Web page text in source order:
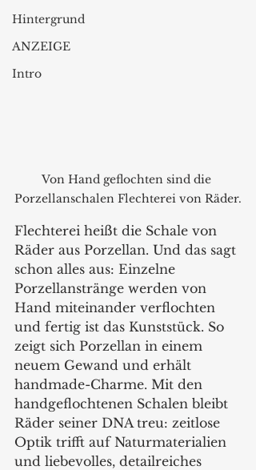
Hintergrund
ANZEIGE
Intro
Von Hand geflochten sind die
Porzellanschalen Flechterei von Räder.
Flechterei heißt die Schale von
Räder aus Porzellan. Und das sagt
schon alles aus: Einzelne
Porzellanstränge werden von
Hand miteinander verflochten
und fertig ist das Kunststück. So
zeigt sich Porzellan in einem
neuem Gewand und erhält
handmade-Charme. Mit den
handgeflochtenen Schalen bleibt
Räder seiner DNA treu: zeitlose
Optik trifft auf Naturmaterialien
und liebevolles, detailreiches